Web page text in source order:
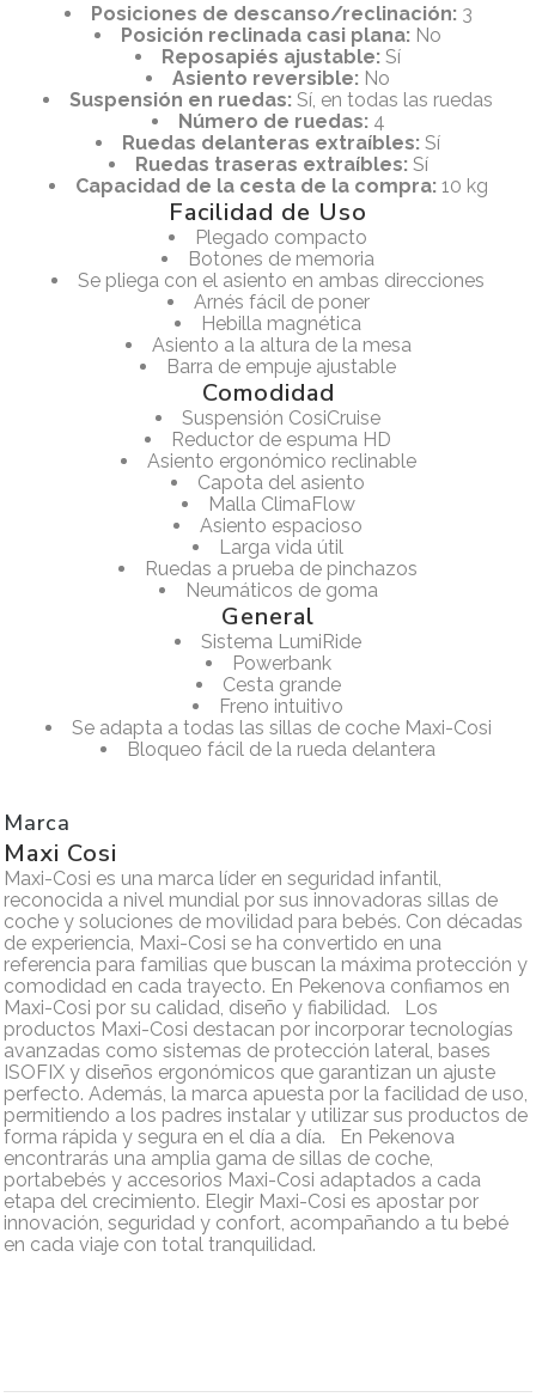
Posiciones de descanso/reclinación:3
Posición reclinada casi plana: No
Reposapiés ajustable: Sí
Asiento reversible: No
Suspensión en ruedas: Sí, en todas las ruedas
Número de ruedas:4
Ruedas delanteras extraíbles: Sí
Ruedas traseras extraíbles:Sí
Capacidad de la cesta de la compra:10 kg
Facilidad de Uso
Plegado compacto
Botones de memoria
Se pliega con el asiento en ambas direcciones
Arnés fácil de poner
Hebilla magnética
Asiento a la altura de la mesa
Barra de empuje ajustable
Comodidad
Suspensión CosiCruise
Reductor de espuma HD
Asiento ergonómico reclinable
Capota del asiento
Malla ClimaFlow
Asiento espacioso
Larga vida útil
Ruedas a prueba de pinchazos
Neumáticos de goma
General
Sistema LumiRide
Powerbank
Cesta grande
Freno intuitivo
Se adapta a todas las sillas de coche Maxi-Cosi
Bloqueo fácil de la rueda delantera
Marca
Maxi Cosi
Maxi-Cosi es una marca líder en seguridad infantil,
reconocida a nivel mundial por sus innovadoras sillas de
coche y soluciones de movilidad para bebés. Con décadas
de experiencia, Maxi-Cosi se ha convertido en una
referencia para familias que buscan la máxima protección y
comodidad en cada trayecto. En Pekenova confiamos en
Maxi-Cosi por su calidad, diseño y fiabilidad. Los
productos Maxi-Cosi destacan por incorporar tecnologías
avanzadas como sistemas de protección lateral, bases
ISOFIX y diseños ergonómicos que garantizan un ajuste
perfecto. Además, la marca apuesta por la facilidad de uso,
permitiendo a los padres instalar y utilizar sus productos de
forma rápida y segura en el día a día. En Pekenova
encontrarás una amplia gama de sillas de coche,
portabebés y accesorios Maxi-Cosi adaptados a cada
etapa del crecimiento. Elegir Maxi-Cosi es apostar por
innovación, seguridad y confort, acompañando a tu bebé
en cada viaje con total tranquilidad.